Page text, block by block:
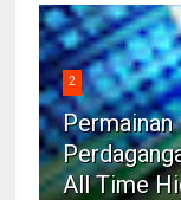
2
Permainan
All Time